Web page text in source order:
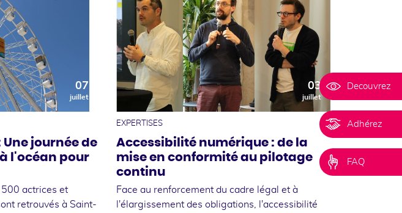
Decouvrez
Adhérez
FAQ
07
juillet
Une journée de
l'océan pour
500 actrices et
retrouvés à Saint-
03
juillet
EXPERTISES
Accessibilité numérique : de la
mise en conformité au pilotage
continu
Face au renforcement du cadre légal et à
l'élargissement des obligations, l'accessibilité